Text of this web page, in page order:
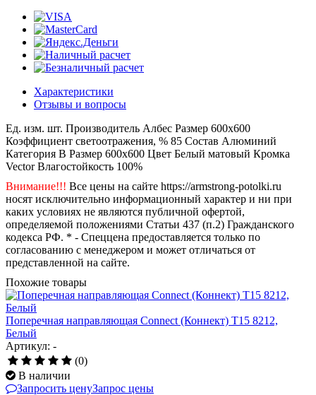
Характеристики
Отзывы и вопросы
Ед. изм. шт. Производитель Албес Размер 600x600
Коэффициент светоотражения, % 85 Состав Алюминий
Категория B Размер 600x600 Цвет Белый матовый Кромка
Vector Влагостойкость 100%
Внимание!!! Все цены на сайте https://armstrong-potolki.ru
носят исключительно информационный характер и ни при
каких условиях не являются публичной офертой,
определяемой положениями Статьи 437 (п.2) Гражданского
кодекса РФ. * - Спеццена предоставляется только по
согласованию с менеджером и может отличаться от
представленной на сайте.
Похожие товары
Поперечная направляющая Connect (Коннект) T15 8212,
Белый
Артикул: -
(0)
В наличии
Запросить ценуЗапрос цены